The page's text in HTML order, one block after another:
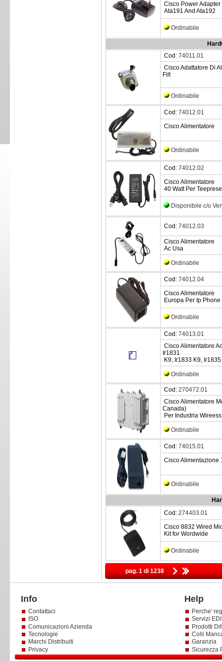
Cisco Power Adapter
Ata191 And Ata192
Ordinabile
Cod: 74011.01
Cisco Adattatore Di
Filt
Ordinabile
Cod: 74012.01
Cisco Alimentatore
Ordinabile
Cod: 74012.02
Cisco Alimentatore
40 Watt Per
Disponibile c/o
Cod: 74012.03
Cisco Alimentatore
Ac Usa
Ordinabile
Cod: 74012.04
Cisco Alimentatore
Europa Per Ip
Ordinabile
Cod: 74013.01
Cisco Alimentatore
Ir1831
K9, Ir1833 K9,
Ordinabile
Cod: 270472.01
Cisco Alimentatore
Canada)
Per Industria
Ordinabile
Cod: 74015.01
Cisco Alimentazione
Ordinabile
Cod: 274403.01
Cisco 8832 Wired
Kit for Wordwide
Ordinabile
pag. 1 di 1238
Info Help
Contattaci
ISO
Comunicazioni Azienda
Tecnologie
Marchi Distribuiti
Privacy
Perche'
Servizi
Prodotti
Colli
Garanzia
Sicurezza